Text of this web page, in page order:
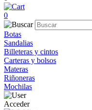
0
Botas
Sandalias
Billeteras y cintos
Carteras y bolsos
Materas
Riñoneras
Mochilas
Acceder